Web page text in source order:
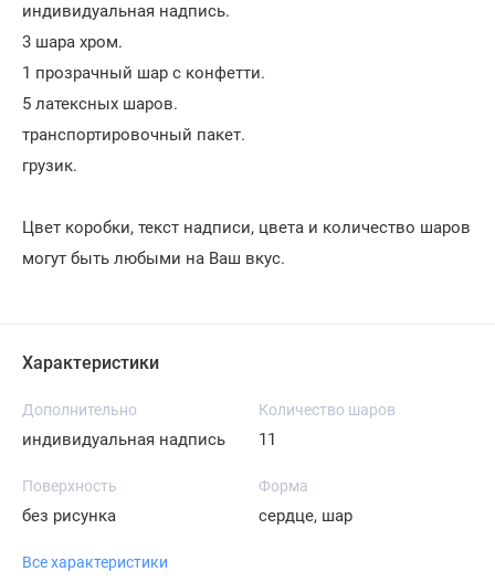
индивидуальная надпись.
3 шара хром.
1 прозрачный шар с конфетти.
5 латексных шаров.
транспортировочный пакет.
грузик.
Цвет коробки, текст надписи, цвета и количество шаров
могут быть любыми на Ваш вкус.
Характеристики
Дополнительно
индивидуальная надпись
Количество шаров
11
Поверхность
без рисунка
Форма
сердце, шар
Все характеристики